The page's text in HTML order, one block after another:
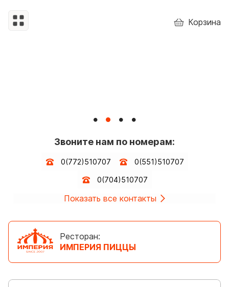
Корзина
Звоните нам по номерам:
0(772)510707 0(551)510707
0(704)510707
Показать все контакты
Ресторан:
ИМПЕРИЯ ПИЦЦЫ